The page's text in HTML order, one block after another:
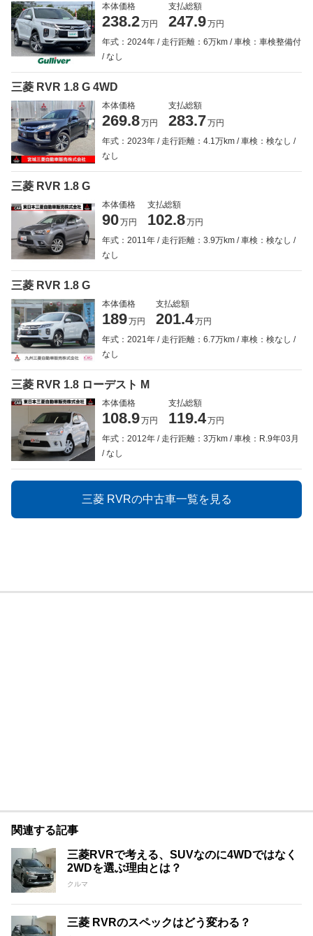
本体価格
238.2万円
支払総額
247.9万円
年式：2024年
走行距離：6万km
車検：車検整備付
なし
三菱 RVR 1.8 G 4WD
本体価格
269.8万円
支払総額
283.7万円
年式：2023年
走行距離：4.1万km
車検：検なし
なし
三菱 RVR 1.8 G
本体価格
90万円
支払総額
102.8万円
年式：2011年
走行距離：3.9万km
車検：検なし
なし
三菱 RVR 1.8 G
本体価格
189万円
支払総額
201.4万円
年式：2021年
走行距離：6.7万km
車検：検なし
なし
三菱 RVR 1.8 ローデスト M
本体価格
108.9万円
支払総額
119.4万円
年式：2012年
走行距離：3万km
車検：R.9年03月
なし
三菱 RVRの中古車一覧を見る
関連する記事
三菱RVRで考える、SUVなのに4WDではなく
2WDを選ぶ理由とは？
クルマ
三菱 RVRのスペックはどう変わる？